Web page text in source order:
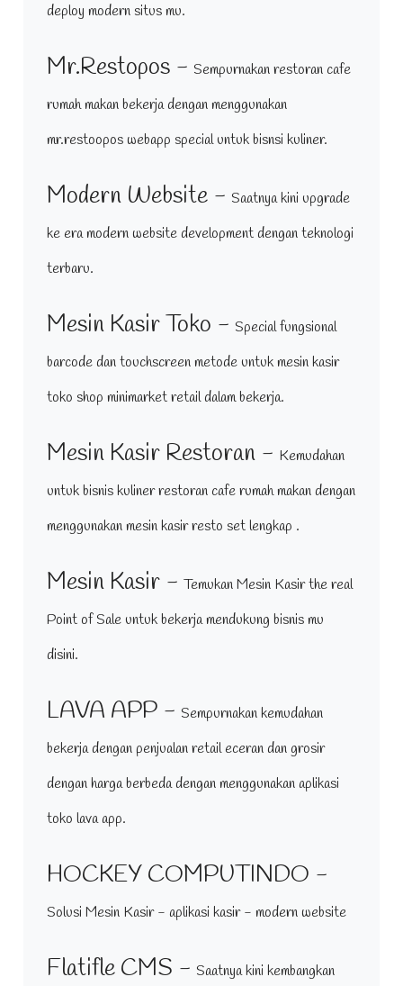
deploy modern situs mu.
Mr.Restopos - Sempurnakan restoran cafe
rumah makan bekerja dengan menggunakan
mr.restoopos webapp special untuk bisnsi kuliner.
Modern Website - Saatnya kini upgrade
ke era modern website development dengan teknologi
terbaru.
Mesin Kasir Toko - Special fungsional
barcode dan touchscreen metode untuk mesin kasir
toko shop minimarket retail dalam bekerja.
Mesin Kasir Restoran - Kemudahan
untuk bisnis kuliner restoran cafe rumah makan dengan
menggunakan mesin kasir resto set lengkap .
Mesin Kasir - Temukan Mesin Kasir the real
Point of Sale untuk bekerja mendukung bisnis mu
disini.
LAVA APP - Sempurnakan kemudahan
bekerja dengan penjualan retail eceran dan grosir
dengan harga berbeda dengan menggunakan aplikasi
toko lava app.
HOCKEY COMPUTINDO -
Solusi Mesin Kasir - aplikasi kasir - modern website
Flatifle CMS - Saatnya kini kembangkan